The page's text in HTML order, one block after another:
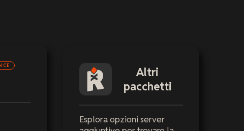
Altri
pacchetti
Esplora opzioni server